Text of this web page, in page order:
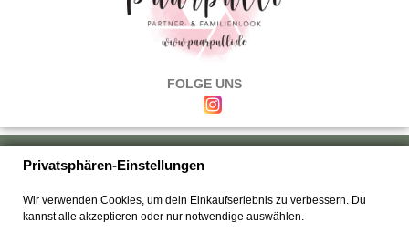
FOLGE UNS
Über uns|Versand & Zahlung|Umtausch & Rückgabe
Kontakt
Privatsphären-Einstellungen
Wir verwenden Cookies, um dein Einkaufserlebnis zu verbessern. Du
kannst alle akzeptieren oder nur notwendige auswählen.